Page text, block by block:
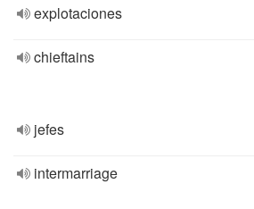
explotaciones
chieftains
jefes
intermarriage